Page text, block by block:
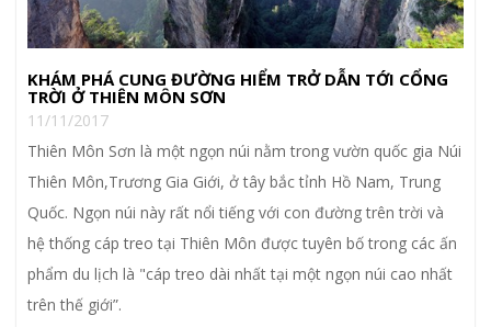
KHÁM PHÁ CUNG ĐƯỜNG HIỂM TRỞ DẪN TỚI CỔNG
TRỜI Ở THIÊN MÔN SƠN
11/11/2017
Thiên Môn Sơn là một ngọn núi nằm trong vườn quốc gia Núi
Thiên Môn,Trương Gia Giới, ở tây bắc tỉnh Hồ Nam, Trung
Quốc. Ngọn núi này rất nổi tiếng với con đường trên trời và
hệ thống cáp treo tại Thiên Môn được tuyên bố trong các ấn
phẩm du lịch là "cáp treo dài nhất tại một ngọn núi cao nhất
trên thế giới”.